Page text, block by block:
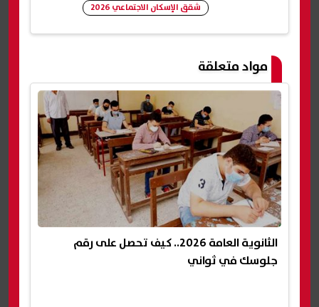
شقق الإسكان الاجتماعي 2026
مواد متعلقة
الثانوية العامة 2026.. كيف تحصل على رقم
جلوسك في ثواني